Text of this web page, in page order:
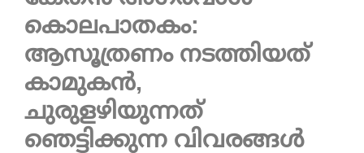
കൊലപാതകം:
ആസൂത്രണം നടത്തിയത്
കാമുകൻ,
ചുരുളഴിയുന്നത്
ഞെട്ടിക്കുന്ന വിവരങ്ങൾ